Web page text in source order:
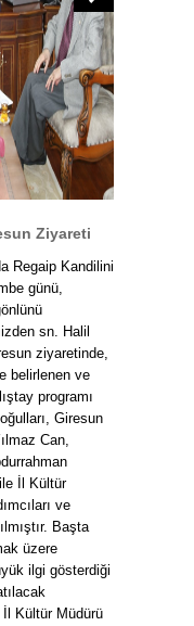
Ziyareti
Regaip Kandilini
günü,
sn. Halil
ziyaretinde,
belirlenen ve
programı
Giresun
Can,
İl Kültür
ve
Başta
üzere
ilgi gösterdiği
Kültür Müdürü